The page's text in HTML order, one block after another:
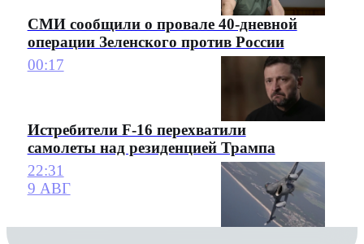
СМИ сообщили о провале 40-дневной
операции Зеленского против России
00:17
Истребители F-16 перехватили
самолеты над резиденцией Трампа
22:31
9 АВГ